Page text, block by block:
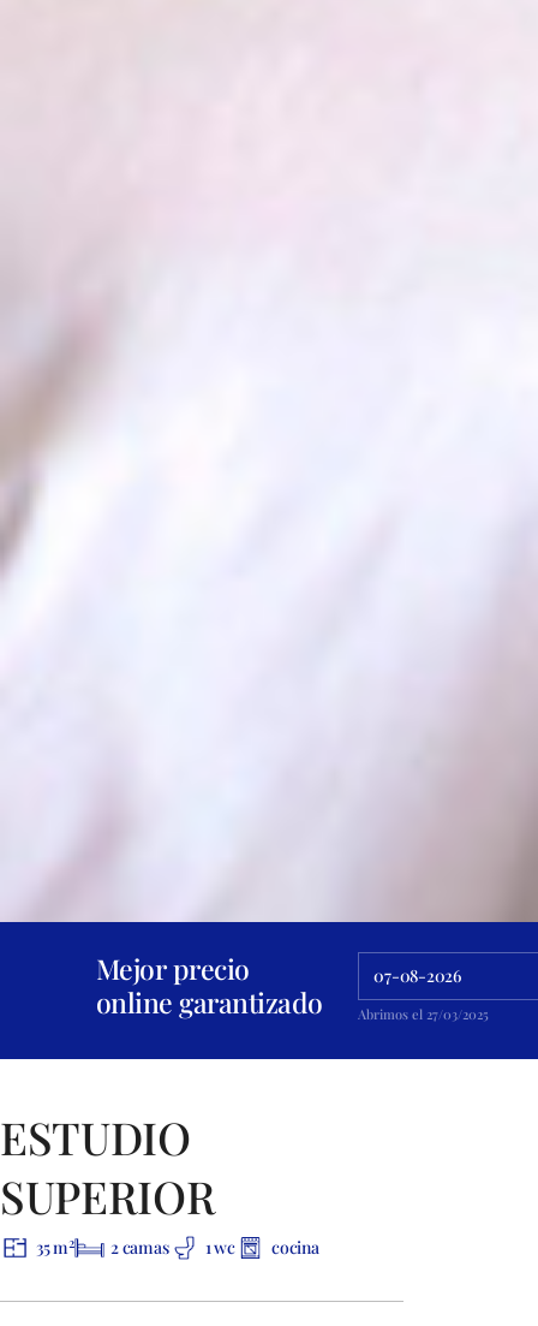
Mejor precio
online garantizado
Abrimos el 27/03/2025
ESTUDIO
SUPERIOR
35 m2 2 camas 1 wc cocina